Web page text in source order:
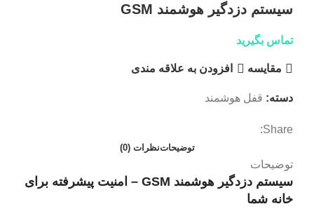
سیستم دزدگیر هوشمند GSM
تماس بگیرید
مقایسه افزودن به علاقه مندی
دسته: قفل هوشمند
Share:
توضیحاتنظرات (0)
توضیحات
سیستم دزدگیر هوشمند GSM – امنیت پیشرفته برای
خانه شما